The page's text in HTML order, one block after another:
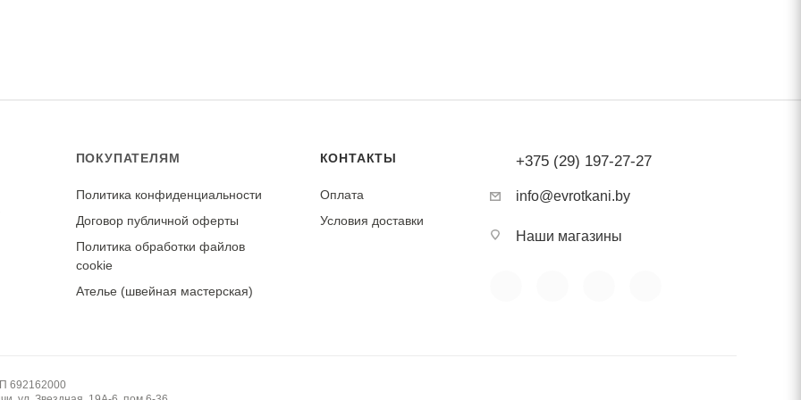
ПОКУПАТЕЛЯМ
Политика конфиденциальности
Договор публичной оферты
Политика обработки файлов
cookie
Ателье (швейная мастерская)
КОНТАКТЫ
Оплата
Условия доставки
+375 (29) 197-27-27
info@evrotkani.by
Наши магазины
692162000